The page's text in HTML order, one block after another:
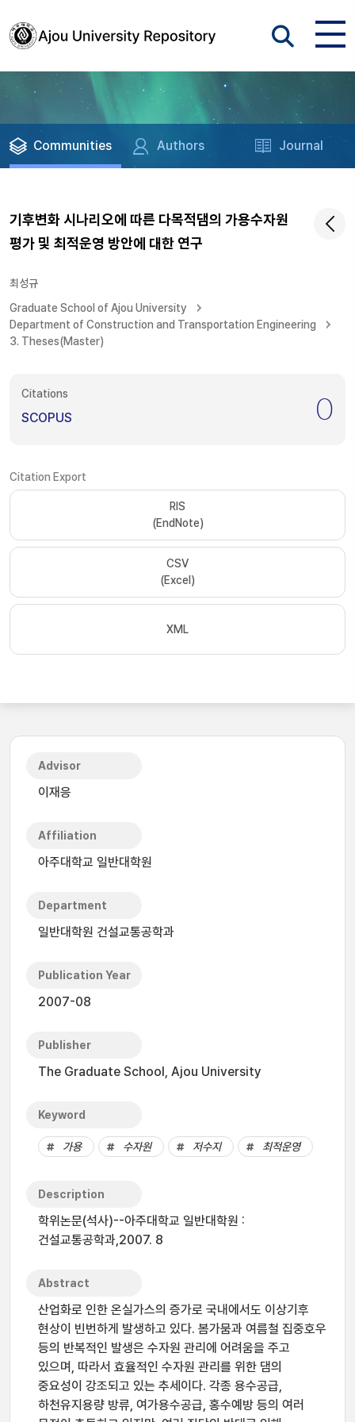
Communities Authors Journal
기후변화 시나리오에 따른 다목적댐의 가용수자원
평가 및 최적운영 방안에 대한 연구
최성규
Graduate School of Ajou University
Department of Construction and Transportation Engineering
3. Theses(Master)
Citations
SCOPUS 0
Citation Export
RIS
(EndNote)
CSV
(Excel)
XML
Advisor
이재응
Affiliation
아주대학교 일반대학원
Department
일반대학원 건설교통공학과
Publication Year
2007-08
Publisher
The Graduate School, Ajou University
Keyword
가용 수자원 저수지 최적운영
Description
학위논문(석사)--아주대학교 일반대학원 :
건설교통공학과,2007. 8
Abstract
산업화로 인한 온실가스의 증가로 국내에서도 이상기후
현상이 빈번하게 발생하고 있다. 봄가뭄과 여름철 집중호우
등의 반복적인 발생은 수자원 관리에 어려움을 주고
있으며, 따라서 효율적인 수자원 관리를 위한 댐의
중요성이 강조되고 있는 추세이다. 각종 용수공급,
하천유지용량 방류, 여가용수공급, 홍수예방 등의 여러